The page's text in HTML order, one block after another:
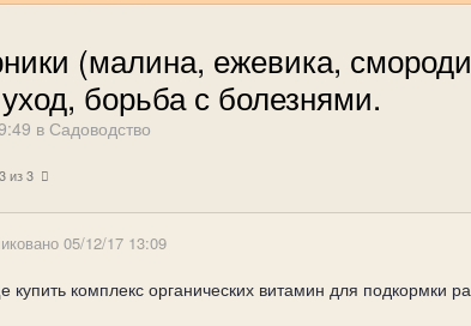
(малина, ежевика,
борьба с болезнями.
в Садоводство
из 3
05/12/17 13:09
купить комплекс органических витамин для подкормки